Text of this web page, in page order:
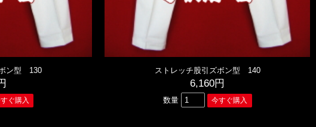
ン型 130 ストレッチ股引ズボン型 140
6,160円
数量